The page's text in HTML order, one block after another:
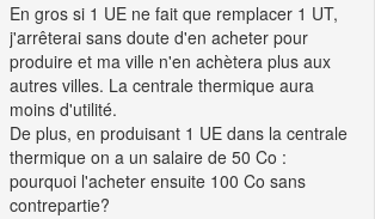
En gros si 1 UE ne fait que remplacer 1 UT,
j'arrêterai sans doute d'en acheter pour
produire et ma ville n'en achètera plus aux
autres villes. La centrale thermique aura
moins d'utilité.
De plus, en produisant 1 UE dans la centrale
thermique on a un salaire de 50 Co :
pourquoi l'acheter ensuite 100 Co sans
contrepartie?